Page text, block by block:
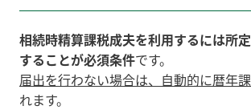
相続時精算課税成夫を利用するには所
することが必須条件です。
届出を行わない場合は、自動的に暦年
れます。